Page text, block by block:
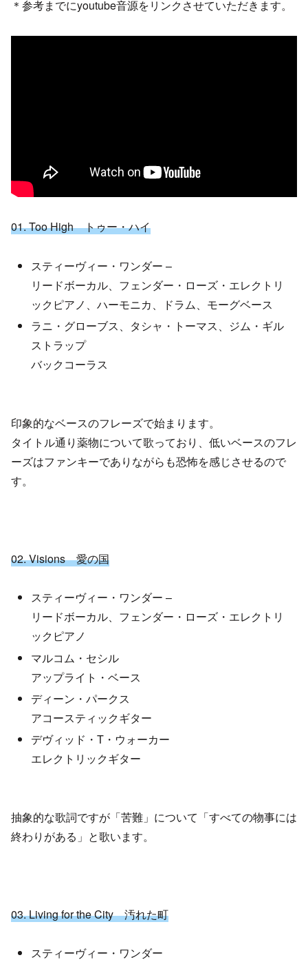
＊参考までにyoutube音源をリンクさせていただきます。
01. Too High トゥー・ハイ
スティーヴィー・ワンダー –
リードボーカル、フェンダー・ローズ・エレクトリ
ックピアノ、ハーモニカ、ドラム、モーグベース
ラニ・グローブス、タシャ・トーマス、ジム・ギル
ストラップ
バックコーラス
印象的なベースのフレーズで始まります。
タイトル通り薬物について歌っており、低いベースのフレ
ーズはファンキーでありながらも恐怖を感じさせるので
す。
02. Visions 愛の国
スティーヴィー・ワンダー –
リードボーカル、フェンダー・ローズ・エレクトリ
ックピアノ
マルコム・セシル
アップライト・ベース
ディーン・パークス
アコースティックギター
デヴィッド・T・ウォーカー
エレクトリックギター
抽象的な歌詞ですが「苦難」について「すべての物事には
終わりがある」と歌います。
03. Living for the City 汚れた町
スティーヴィー・ワンダー